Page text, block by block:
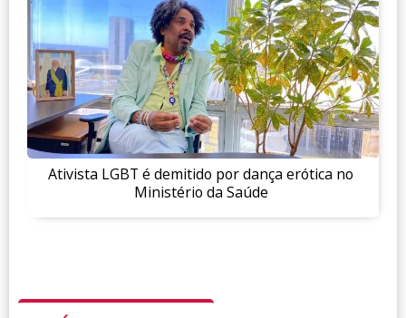
Ativista LGBT é demitido por dança erótica no
Ministério da Saúde